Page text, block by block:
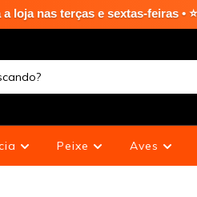
e sextas-feiras • ⭐ Frete
Peixe Aves